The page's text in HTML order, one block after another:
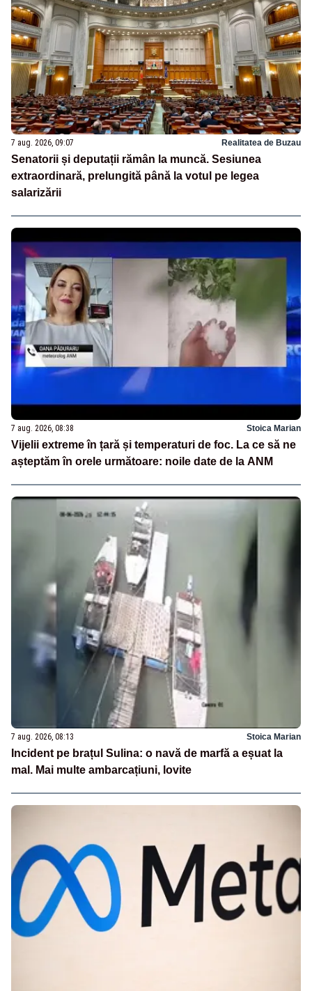
7 aug. 2026, 09:07 Realitatea de Buzau
Senatorii și deputații rămân la muncă. Sesiunea
extraordinară, prelungită până la votul pe legea
salarizării
7 aug. 2026, 08:38 Stoica Marian
Vijelii extreme în țară și temperaturi de foc. La ce să ne
așteptăm în orele următoare: noile date de la ANM
7 aug. 2026, 08:13 Stoica Marian
Incident pe brațul Sulina: o navă de marfă a eșuat la
mal. Mai multe ambarcațiuni, lovite